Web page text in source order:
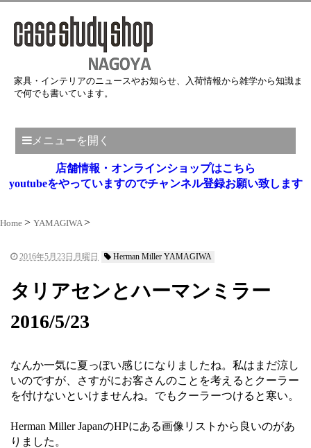
家具・インテリアのニュースやお知らせ、入荷情報から雑学から知識ま
で何でも書いています。
メニューを開く
店舗情報・オンラインショップはこちら
youtubeをやっていますのでチャンネル登録お願い致します
Home YAMAGIWA
2016年5月23日月曜日 Herman Miller YAMAGIWA
タリアセンとハーマンミラー
2016/5/23
なんか一気に夏っぽい感じになりましたね。私はまだ涼し
いのですが、さすがにお客さんのことを考えるとクーラー
を付けないといけませんね。でもクーラーつけると寒い。
Herman Miller JapanのHPにある画像リストから良いのがあ
りました。